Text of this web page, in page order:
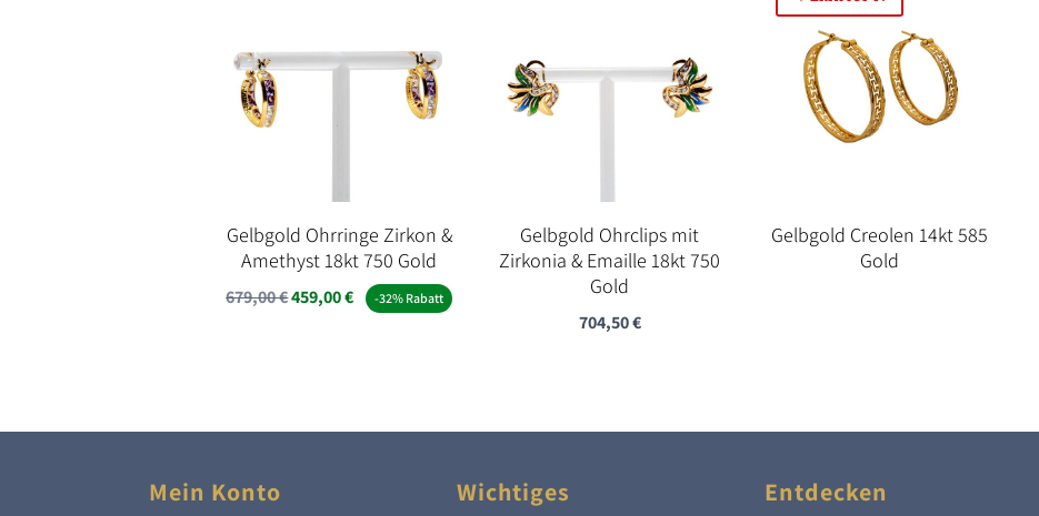
Gelbgold Ohrringe Zirkon &
Amethyst 18kt 750 Gold
679,00€Ursprünglicher
459,00€Aktueller
-32% Rabatt
Gelbgold Ohrclips mit
Zirkonia & Emaille 18kt 750
Gold
704,50€
Gelbgold Creolen 14kt 585
Gold
Mein Konto Wichtiges Entdecken